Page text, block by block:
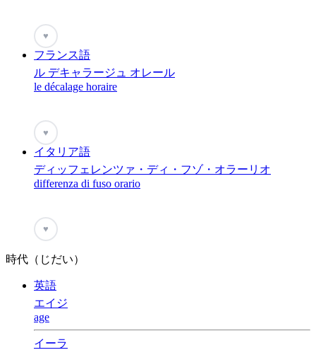
♥
フランス語
ル デキャラージュ オレール
le décalage horaire
♥
イタリア語
ディッフェレンツァ・ディ・フゾ・オラーリオ
differenza di fuso orario
♥
時代（じだい）
英語
エイジ
age
イーラ